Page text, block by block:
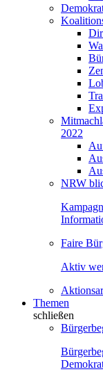
2022
NRW
Faire
Aktiv
Themen
schließen